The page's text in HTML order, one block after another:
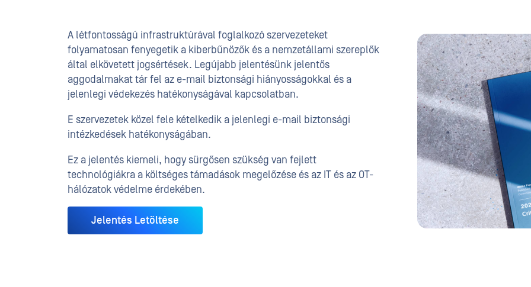
A létfontosságú infrastruktúrával foglalkozó szervezeteket
folyamatosan fenyegetik a kiberbűnözők és a nemzetállami szereplők
által elkövetett jogsértések. Legújabb jelentésünk jelentős
aggodalmakat tár fel az e-mail biztonsági hiányosságokkal és a
jelenlegi védekezés hatékonyságával kapcsolatban.
E szervezetek közel fele kételkedik a jelenlegi e-mail biztonsági
intézkedések hatékonyságában.
Ez a jelentés kiemeli, hogy sürgősen szükség van fejlett
technológiákra a költséges támadások megelőzése és az IT és az OT-
hálózatok védelme érdekében.
Jelentés Letöltése